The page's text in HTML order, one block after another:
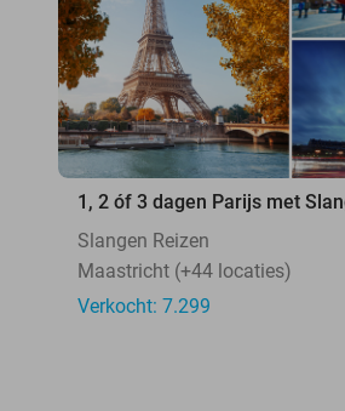
1, 2 óf 3 dagen Parijs met
Slangen Reizen
Maastricht (+44 locaties)
Verkocht: 7.299